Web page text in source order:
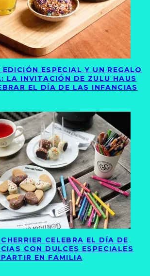
ESPECIAL Y UN REGALO
LA INVITACIÓN DE ZULU HAUS
EL DÍA DE LAS INFANCIAS
CELEBRA EL DÍA DE
CON DULCES ESPECIALES
EN FAMILIA